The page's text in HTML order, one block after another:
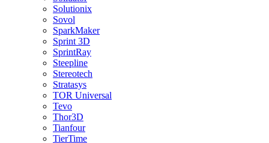
Solutionix
Sovol
SparkMaker
Sprint 3D
SprintRay
Steepline
Stereotech
Stratasys
TOR Universal
Tevo
Thor3D
Tianfour
TierTime